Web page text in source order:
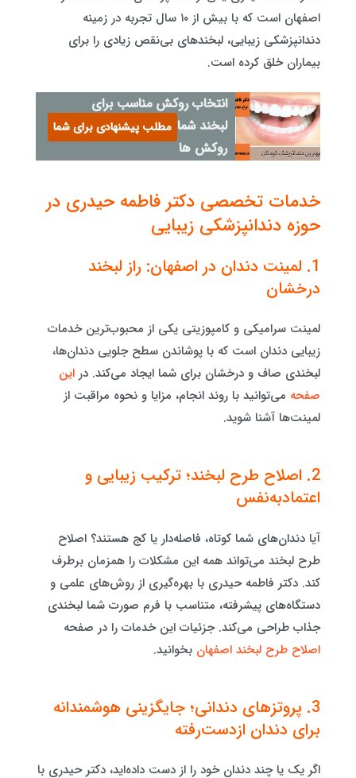
اصفهان است که با بیش از ۱۰ سال تجربه در زمینه
دندانپزشکی زیبایی، لبخندهای بی‌نقص زیادی را برای
بیماران خلق کرده است.
انتخاب روکش مناسب برای
لبخند شما با انواع موقت
روکش ها
مطلب پیشنهادی برای شما
خدمات تخصصی دکتر فاطمه حیدری در
حوزه دندانپزشکی زیبایی
1. لمینت دندان در اصفهان: راز لبخند
درخشان
لمینت سرامیکی و کامپوزیتی یکی از محبوب‌ترین خدمات
زیبایی دندان است که با پوشاندن سطح جلویی دندان‌ها،
لبخندی صاف و درخشان برای شما ایجاد می‌کند. در این
صفحه می‌توانید با روند انجام، مزایا و نحوه مراقبت از
لمینت‌ها آشنا شوید.
2. اصلاح طرح لبخند؛ ترکیب زیبایی و
اعتمادبه‌نفس
آیا دندان‌های شما کوتاه، فاصله‌دار یا کج هستند؟ اصلاح
طرح لبخند می‌تواند همه این مشکلات را همزمان برطرف
کند. دکتر فاطمه حیدری با بهره‌گیری از روش‌های علمی و
دستگاه‌های پیشرفته، متناسب با فرم صورت شما لبخندی
جذاب طراحی می‌کند. جزئیات این خدمات را در صفحه
اصلاح طرح لبخند اصفهان بخوانید.
3. پروتزهای دندانی؛ جایگزینی هوشمندانه
برای دندان از‌دست‌رفته
اگر یک یا چند دندان خود را از دست داده‌اید، دکتر حیدری با